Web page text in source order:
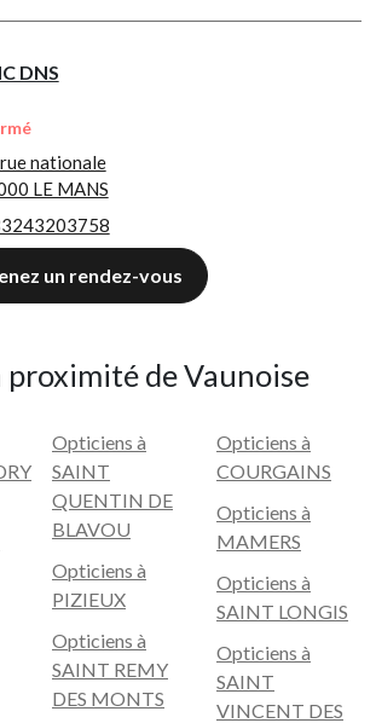
DNS
nationale
LE MANS
un rendez-vous
de Vaunoise
Opticiens à
SAINT
QUENTIN DE
BLAVOU
Opticiens à
PIZIEUX
Opticiens à
SAINT REMY
DES MONTS
Opticiens à
COURGAINS
Opticiens à
MAMERS
Opticiens à
SAINT LONGIS
Opticiens à
SAINT
VINCENT DES